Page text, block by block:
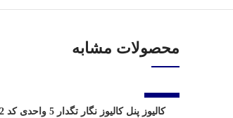
محصولات مشابه
کالیوز پنل کالیوز نگار تگدار 5 واحدی کد 02